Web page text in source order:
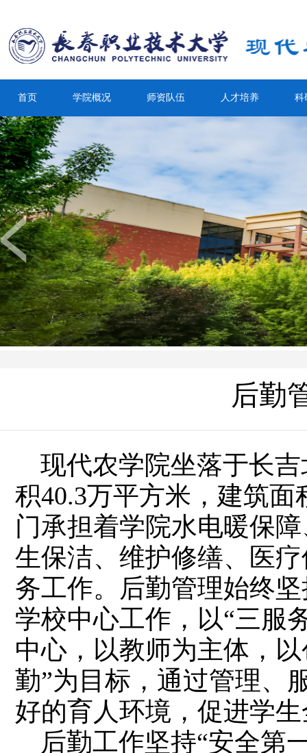
首页 学院概况 师资队伍 人才培养 科
后勤
现代农学院坐落于长
积40.3万平方米，建筑
门承担着学院水电暖保
生保洁、维护修缮、‌医
务工作。‌后勤管理始终
学校中心工作，以“三服
中心，以教师为主体，‌
勤”为目标，通过管理、
好的育人环境，促进学
后勤工作坚持“安全第